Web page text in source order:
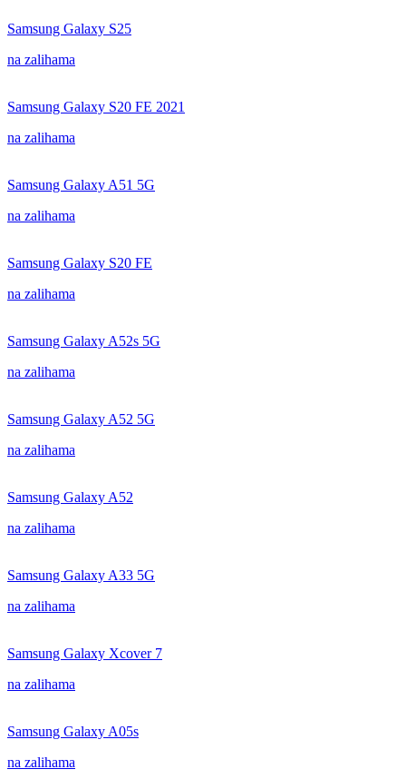
Samsung Galaxy S25
na zalihama
Samsung Galaxy S20 FE 2021
na zalihama
Samsung Galaxy A51 5G
na zalihama
Samsung Galaxy S20 FE
na zalihama
Samsung Galaxy A52s 5G
na zalihama
Samsung Galaxy A52 5G
na zalihama
Samsung Galaxy A52
na zalihama
Samsung Galaxy A33 5G
na zalihama
Samsung Galaxy Xcover 7
na zalihama
Samsung Galaxy A05s
na zalihama